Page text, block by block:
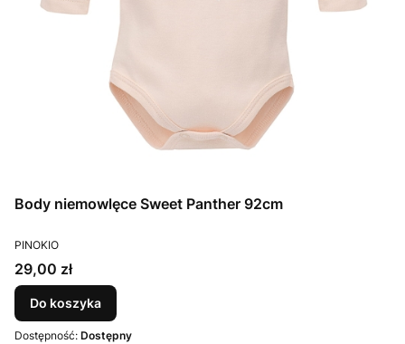
Body niemowlęce Sweet Panther 92cm
PRODUCENT
PINOKIO
Cena
29,00 zł
Do koszyka
Dostępność: Dostępny